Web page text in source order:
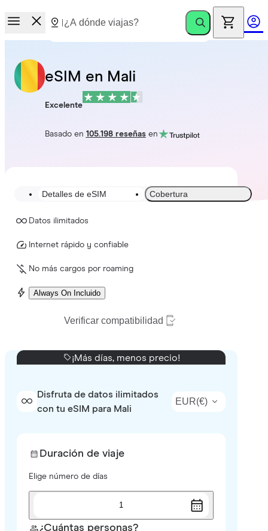
eSIM en Mali
Excelente
Basado en 105.198 reseñasen
Detalles de eSIM Cobertura
Datos ilimitados
Internet rápido y confiable
No más cargos por roaming
Always On Incluido
Verificar compatibilidad
¡Más días, menos precio!
Disfruta de datos ilimitados
con tu eSIM para Mali
EUR(€)
Duración de viaje
Elige número de días
1
¿Cuántas personas?